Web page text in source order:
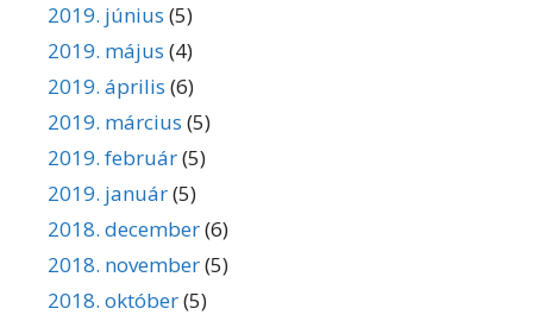
2019. június (5)
2019. május (4)
2019. április (6)
2019. március (5)
2019. február(5)
2019. január(5)
2018. december(6)
2018. november(5)
2018. október(5)